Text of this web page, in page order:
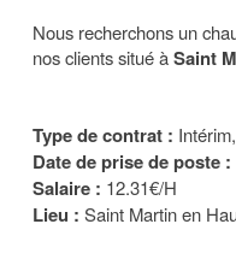
Nous recherchons un
nos clients situé àSaint
Type de contrat :
Date de prise de poste :
Salaire : 12.31€/H
Lieu : Saint Martin en